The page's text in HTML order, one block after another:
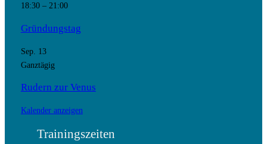
18:30– 21:00
Gründungstag
Sep. 13
Ganztägig
Rudern zur Venus
Kalender anzeigen
Trainingszeiten